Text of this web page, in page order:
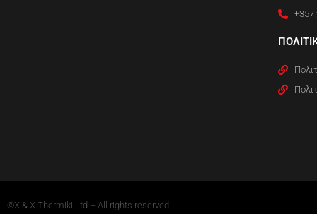
+357
©X & X Thermiki Ltd – All rights reserved.